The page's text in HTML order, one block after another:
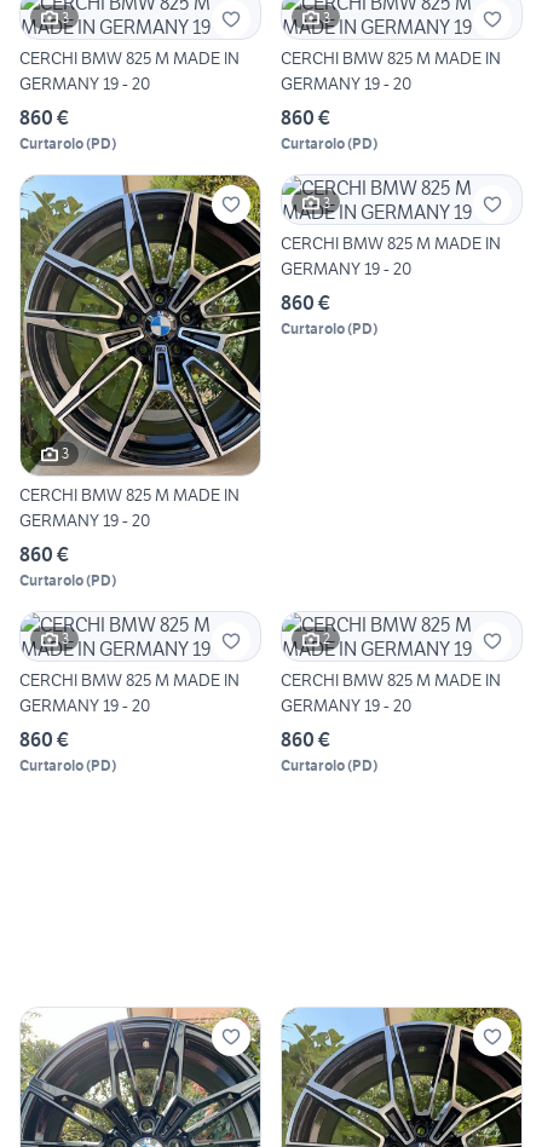
3
CERCHI BMW 825 M MADE IN
GERMANY 19 - 20
860 €
Curtarolo(PD)
3
CERCHI BMW 825 M MADE IN
GERMANY 19 - 20
860 €
Curtarolo(PD)
3
CERCHI BMW 825 M MADE IN
GERMANY 19 - 20
860 €
Curtarolo(PD)
3
CERCHI BMW 825 M MADE IN
GERMANY 19 - 20
860 €
Curtarolo(PD)
3
CERCHI BMW 825 M MADE IN
GERMANY 19 - 20
860 €
Curtarolo(PD)
2
CERCHI BMW 825 M MADE IN
GERMANY 19 - 20
860 €
Curtarolo(PD)